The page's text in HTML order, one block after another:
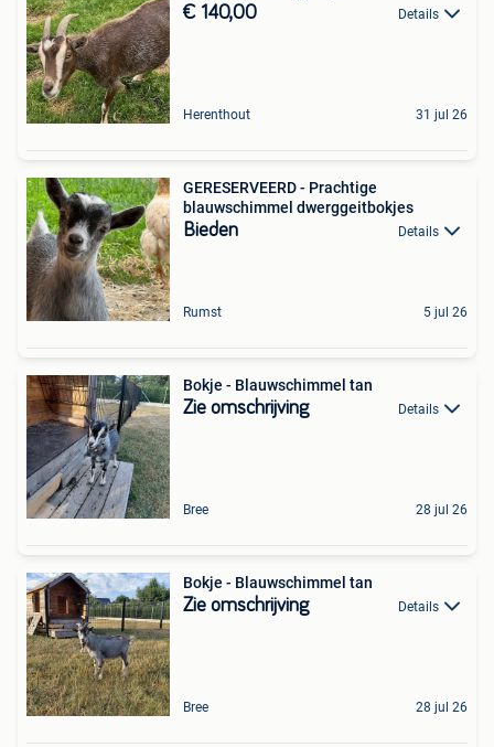
€ 140,00 Details
Herenthout 31 jul 26
GERESERVEERD - Prachtige
blauwschimmel dwerggeitbokjes
Bieden Details
Rumst 5 jul 26
Bokje - Blauwschimmel tan
Zie omschrijving Details
Bree 28 jul 26
Bokje - Blauwschimmel tan
Zie omschrijving Details
Bree 28 jul 26